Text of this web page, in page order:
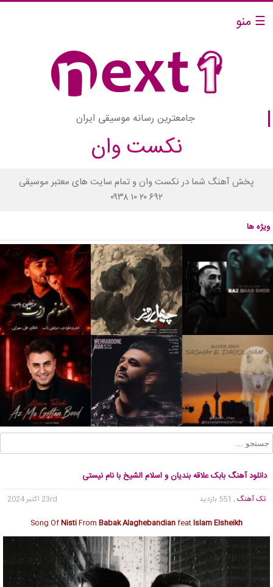
☰ منو
جامعترین رسانه موسیقی ایران
نکست وان
پخش آهنگ شما در نکست وان و تمام سایت های معتبر موسیقی
۰۹۳۸ ۱۰ ۲۰ ۶۹۲
ویژه ها
دانلود آهنگ بابک علاقه بندیان و اسلام الشیخ با نام نیستی
تک آهنگ , 551 بازدید
23rd اکتبر 2024
Song OfNistiFrom Babak AlaghebandianfeatIslam Elsheikh